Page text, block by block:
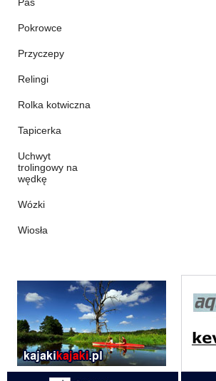
Pokrowce
Przyczepy
Relingi
Rolka kotwiczna
Tapicerka
Uchwyt
trolingowy na
wędkę
Wózki
Wiosła